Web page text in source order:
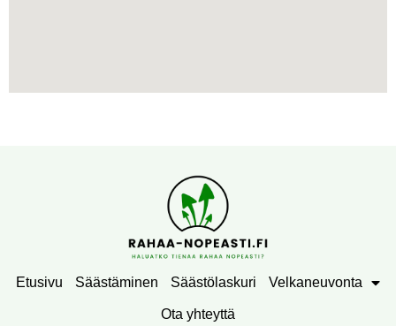
Etusivu Säästäminen Säästölaskuri Velkaneuvonta
Ota yhteyttä